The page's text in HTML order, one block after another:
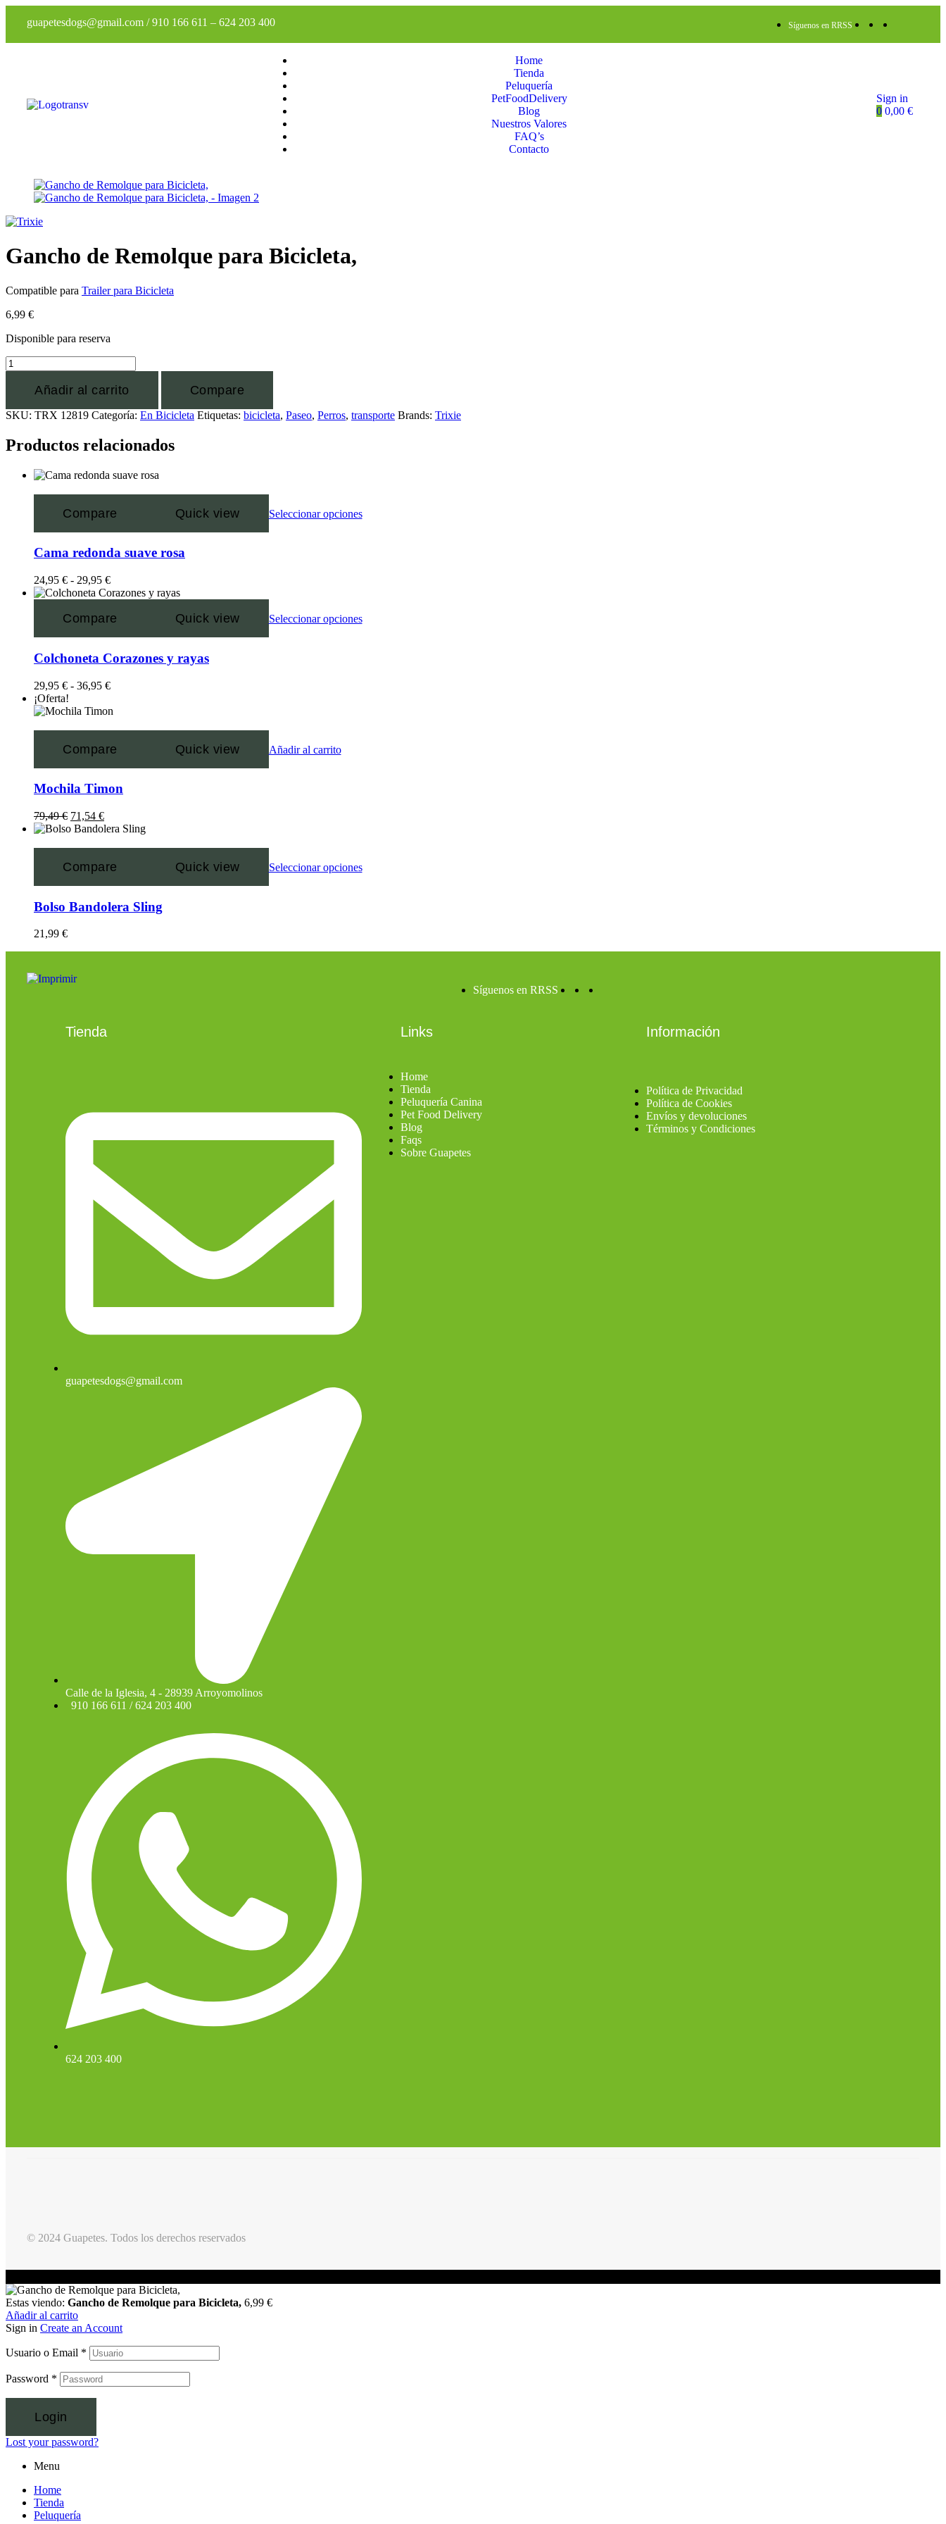
guapetesdogs@gmail.com /910 166 611 – 624 203 400 Síguenos en RRSS
Home
Tienda
Peluquería
PetFoodDelivery
Blog
Nuestros Valores
FAQ’s
Contacto
Sign in
0 0,00 €
Gancho de Remolque para Bicicleta,
Compatible para Trailer para Bicicleta
6,99 €
Disponible para reserva
Añadir al carrito Compare
SKU: TRX 12819 Categoría: En Bicicleta Etiquetas: bicicleta, Paseo, Perros, transporte Brands: Trixie
Productos relacionados
Compare Quick view Seleccionar opciones
Cama redonda suave rosa
24,95 € - 29,95 €
Compare Quick view Seleccionar opciones
Colchoneta Corazones y rayas
29,95 € - 36,95 €
¡Oferta!
Compare Quick view Añadir al carrito
Mochila Timon
79,49€ 71,54 €
Compare Quick view Seleccionar opciones
Bolso Bandolera Sling
21,99 €
Síguenos en RRSS
Tienda
guapetesdogs@gmail.com
Calle de la Iglesia, 4 - 28939 Arroyomolinos
910 166 611 / 624 203 400
624 203 400
Links
Home
Tienda
Peluquería Canina
Pet Food Delivery
Blog
Faqs
Sobre Guapetes
Información
Política de Privacidad
Política de Cookies
Envíos y devoluciones
Términos y Condiciones
© 2024 Guapetes. Todos los derechos reservados
Estas viendo: Gancho de Remolque para Bicicleta, 6,99 €
Añadir al carrito
Sign in Create an Account
Usuario o Email *
Password *
Login
Lost your password?
Menu
Home
Tienda
Peluquería